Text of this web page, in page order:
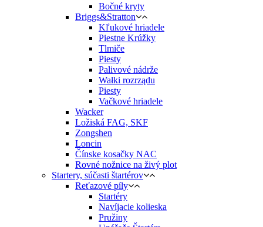
Bočné kryty
Briggs&Stratton
Kľukové hriadele
Piestne Krúžky
Tlmiče
Piesty
Palivové nádrže
Wałki rozrządu
Piesty
Vačkové hriadele
Wacker
Ložiská FAG, SKF
Zongshen
Loncin
Čínske kosačky NAC
Rovné nožnice na živý plot
Startery, súčasti štartérov
Reťazové píly
Startéry
Navíjacie kolieska
Pružiny